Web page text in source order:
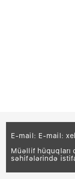
E-mail: E-mail:
Müəllif
səhifələrində